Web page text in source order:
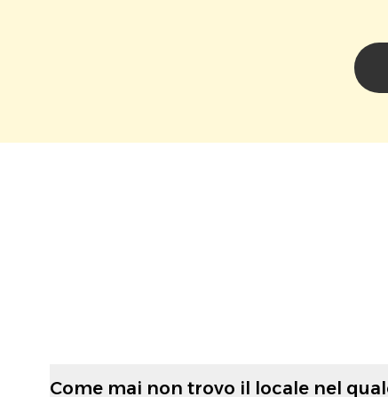
Come mai non trovo il locale nel